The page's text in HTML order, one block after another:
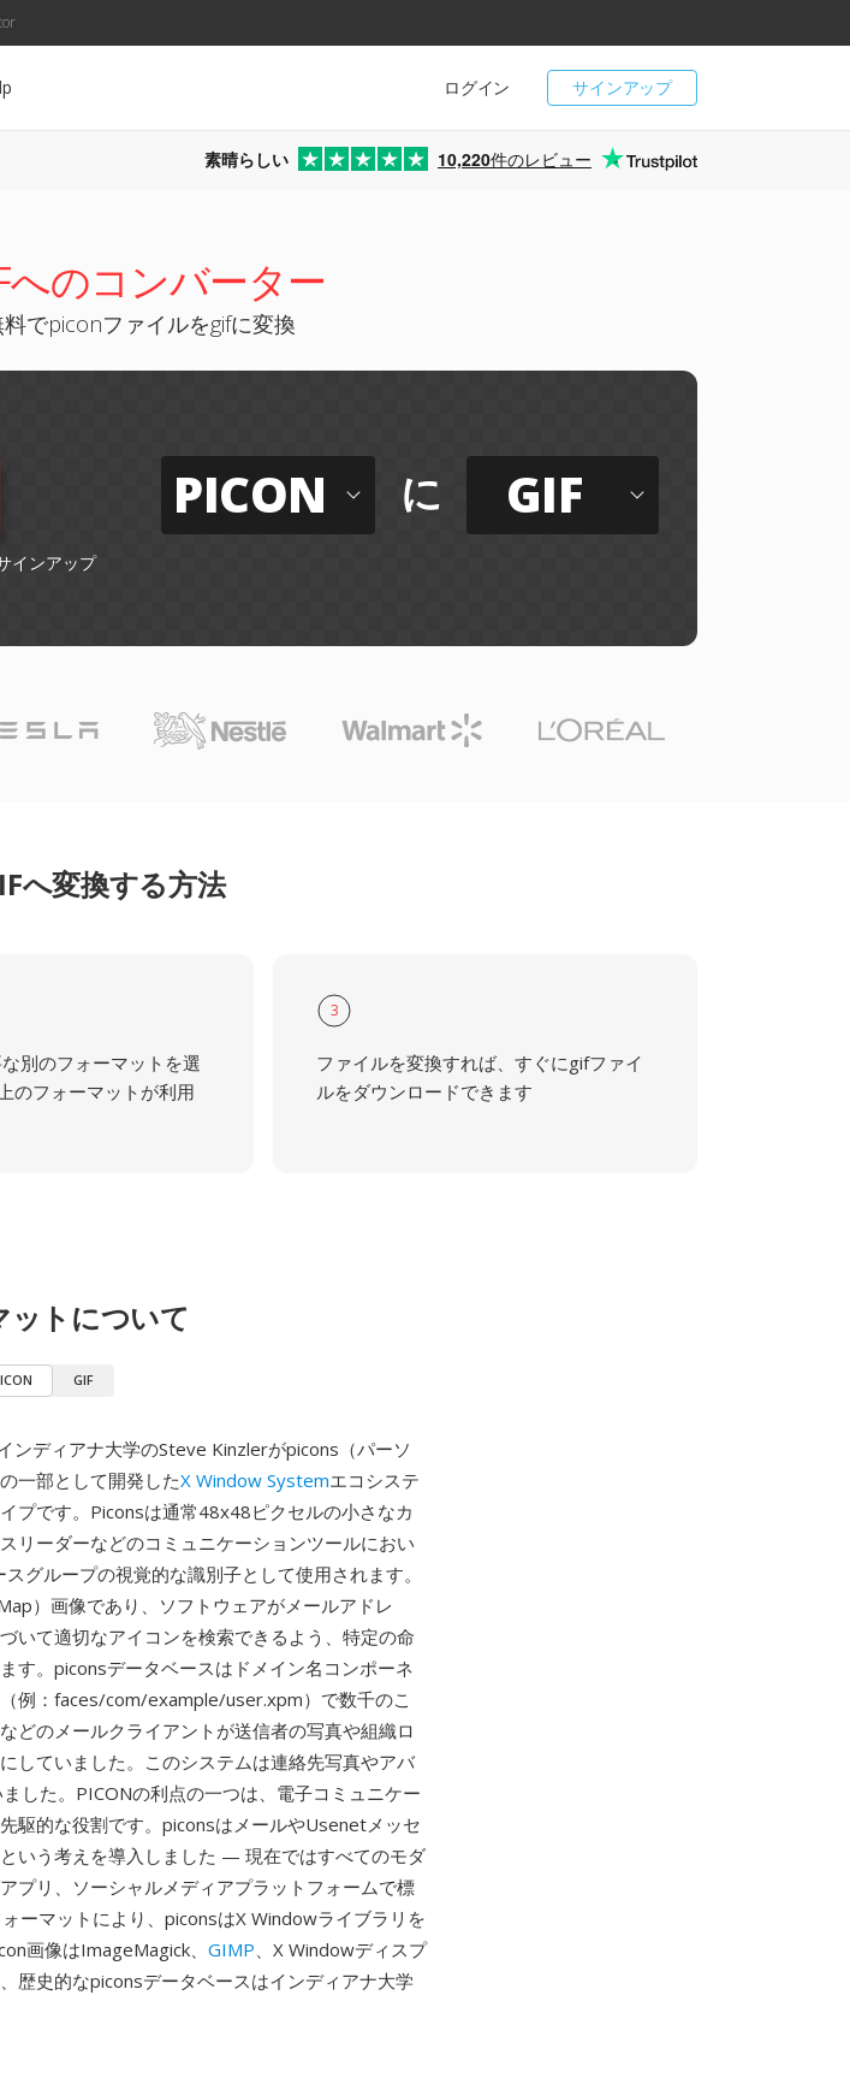
サインアップ
ログイン
素晴らしい 10,220件のレビュー
へのコンバーター
でpiconファイルをgifに変換
インアップ
PICON に GIF
へ変換する方法
別のフォーマットを選
のフォーマットが利用
3
ファイルを変換すれば、すぐにgifファイ
ルをダウンロードできます
ットについて
GIF
ンディアナ大学のSteve Kinzlerがpicons（パーソ
一部として開発したX Window Systemエコシステ
プです。Piconsは通常48x48ピクセルの小さなカ
リーダーなどのコミュニケーションツールにおい
グループの視覚的な識別子として使用されます。
）画像であり、ソフトウェアがメールアドレ
いて適切なアイコンを検索できるよう、特定の命
す。piconsデータベースはドメイン名コンポーネ
例：faces/com/example/user.xpm）で数千のこ
どのメールクライアントが送信者の写真や組織ロ
していました。このシステムは連絡先写真やアバ
した。PICONの利点の一つは、電子コミュニケー
駆的な役割です。piconsはメールやUsenetメッセ
いう考えを導入しました — 現在ではすべてのモダ
プリ、ソーシャルメディアプラットフォームで標
ーマットにより、piconsはX Windowライブラリを
画像はImageMagick、 GIMP、X Windowディスプ
歴史的なpiconsデータベースはインディアナ大学